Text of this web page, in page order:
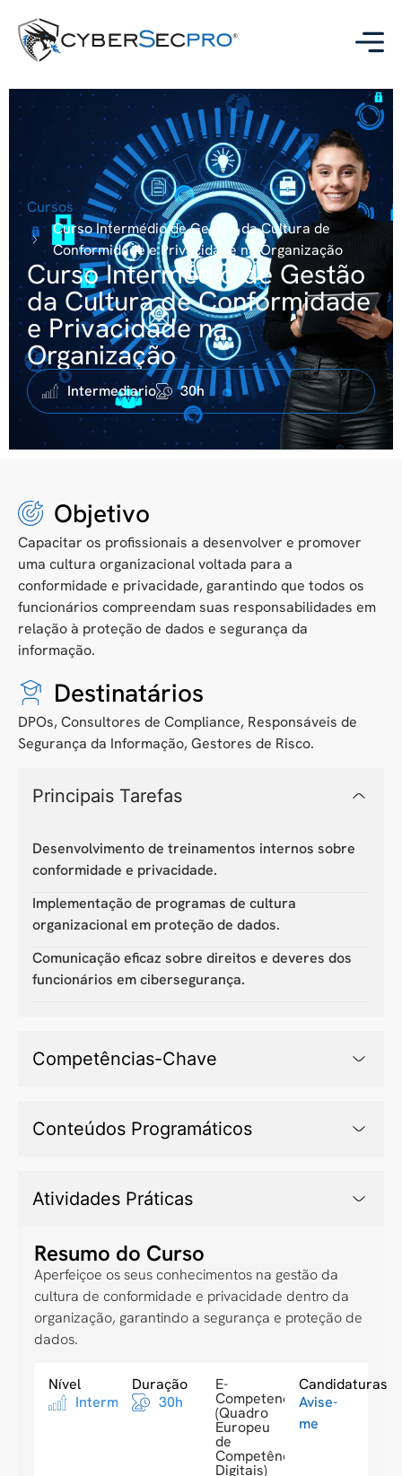
Cursos
Curso Intermédio de Gestão da Cultura de
Conformidade e Privacidade na Organização
Curso Intermédio de Gestão
da Cultura de Conformidade
e Privacidade na
Organização
Intermediario 30h
Objetivo
Capacitar os profissionais a desenvolver e promover
uma cultura organizacional voltada para a
conformidade e privacidade, garantindo que todos os
funcionários compreendamsuas responsabilidades em
relação à proteção de dados e segurança da
informação.
Destinatários
DPOs, Consultores de Compliance, Responsáveis de
Segurança da Informação, Gestores de Risco.
Principais Tarefas
Desenvolvimento de treinamentos internos sobre
conformidade e privacidade.
Implementação de programas de cultura
organizacional em proteção de dados.
Comunicação eficaz sobre direitos e deveres dos
funcionários em cibersegurança.
Competências-Chave
Conteúdos Programáticos
Atividades Práticas
Resumo do Curso
Aperfeiçoe os seus conhecimentos na gestão da
cultura de conformidade e privacidade dentro da
organização, garantindo a segurança e proteção de
dados.
Nível
Intermediario
Duração
30h
E-
Competences
(Quadro
Europeu
de
Competências
Digitais)
Candidaturas
Avise-
me